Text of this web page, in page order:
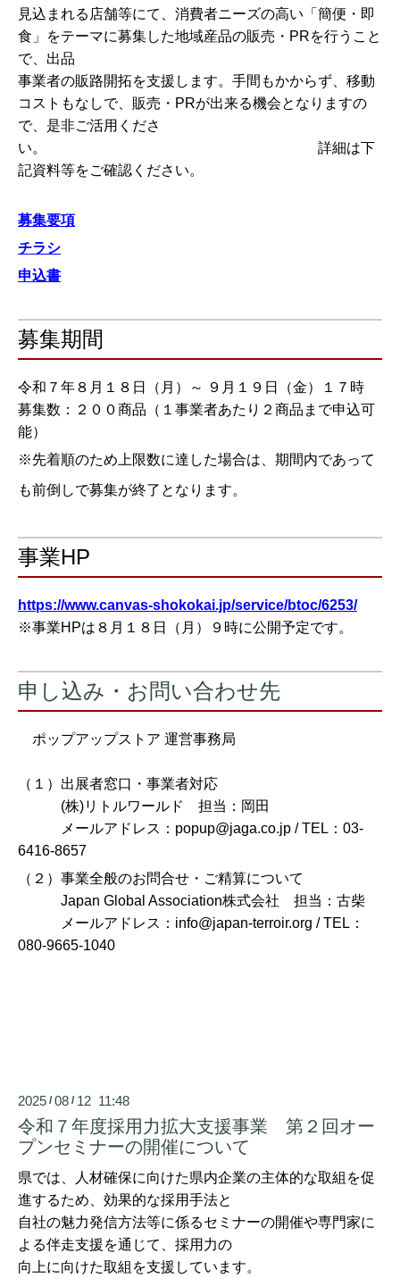
見込まれる店舗等にて、消費者ニーズの高い「簡便・即
食」をテーマに募集した地域産品の販売・PRを行うこと
で、出品
事業者の販路開拓を支援します。 手間もかからず、移動
コストもなしで、販売・PRが出来る機会となりますの
で、是非ご活用くださ
い。 詳細は下
記資料等をご確認ください。
募集要項
チラシ
申込書
募集期間
令和７年８月１８日（月）～ ９月１９日（金）１７時
募集数：２００商品（１事業者あたり２商品まで申込可
能）
※先着順のため上限数に達した場合は、期間内であって
も前倒しで募集が終了となります。
事業HP
https://www.canvas-shokokai.jp/service/btoc/6253/
※事業HPは８月１８日（月）９時に公開予定です。
申し込み・お問い合わせ先
ポップアップストア 運営事務局
（１）出展者窓口・事業者対応
(株)リトルワールド 担当：岡田
メールアドレス：popup@jaga.co.jp / TEL：03-
6416-8657
（２）事業全般のお問合せ・ご精算について
Japan Global Association株式会社 担当：古柴
メールアドレス：info@japan-terroir.org / TEL：
080-9665-1040
2025 /08 / 12 11:48
令和７年度採用力拡大支援事業 第２回オー
プンセミナーの開催について
県では、人材確保に向けた県内企業の主体的な取組を促
進するため、効果的な採用手法と
自社の魅力発信方法等に係るセミナーの開催や専門家に
よる伴走支援を通じて、採用力の
向上に向けた取組を支援しています。